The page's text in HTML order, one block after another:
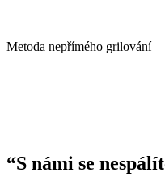
Metoda nepřímého grilování
“S námi se